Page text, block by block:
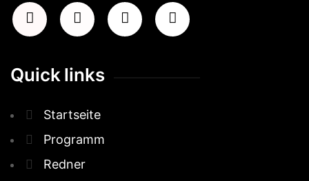
Quick links
Startseite
Programm
Redner